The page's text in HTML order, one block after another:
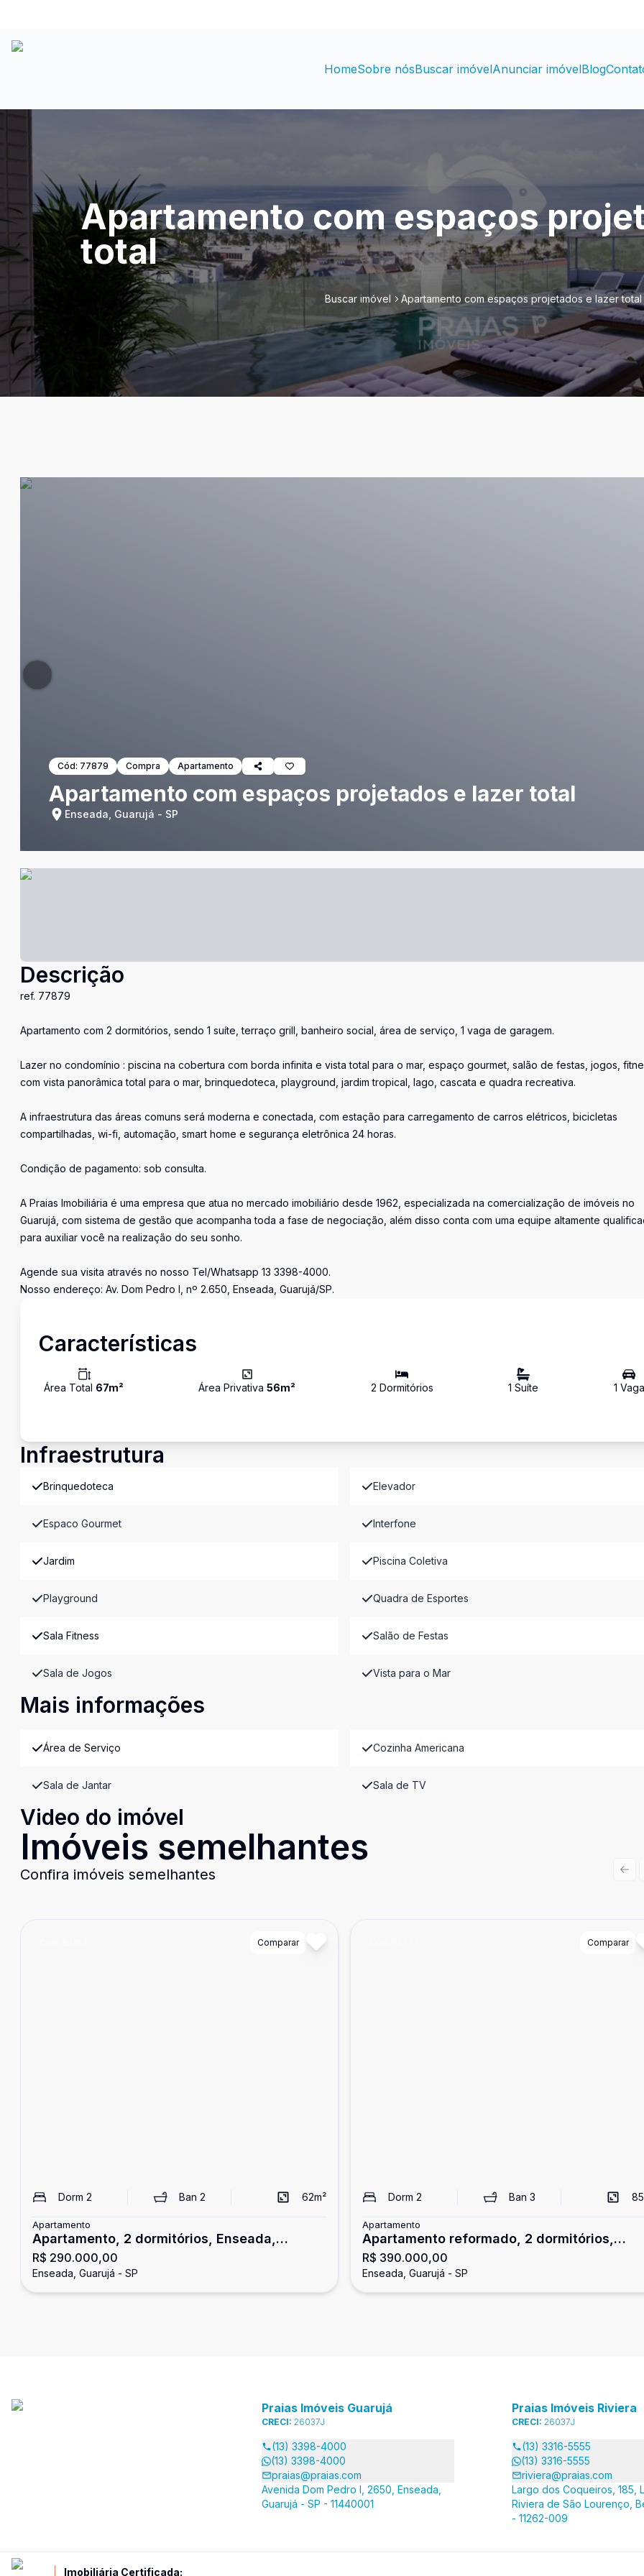
HomeSobre nósBuscar imóvelAnunciar imóvelBlog
Apartamento com espaços
total
Buscar imóvel Apartamento com espaços projetados e lazer total
Cód: 77879 Compra Apartamento
Apartamento com espaços projetados e lazer total
Enseada, Guarujá - SP
Descrição
ref. 77879
Apartamento com 2 dormitórios, sendo 1 suíte, terraço grill, banheiro social, área de serviço, 1 vaga de garagem.
Lazer no condomínio : piscina na cobertura com borda infinita e vista total para o mar, espaço gourmet, salão de festas, jogos,
com vista panorâmica total para o mar, brinquedoteca, playground, jardim tropical, lago, cascata e quadra recreativa.
A infraestrutura das áreas comuns será moderna e conectada, com estação para carregamento de carros elétricos, bicicletas
compartilhadas, wi-fi, automação, smart home e segurança eletrônica 24 horas.
Condição de pagamento: sob consulta.
A Praias Imobiliária é uma empresa que atua no mercado imobiliário desde 1962, especializada na comercialização de imóveis no
Guarujá, com sistema de gestão que acompanha toda a fase de negociação, além disso conta com uma equipe altamente
para auxiliar você na realização do seu sonho.
Agende sua visita através no nosso Tel/Whatsapp 13 3398-4000.
Nosso endereço: Av. Dom Pedro I, nº 2.650, Enseada, Guarujá/SP.
Características
Área Total 67m² Área Privativa56m² 2 Dormitórios 1 Suíte 1 Vaga
Infraestrutura
Brinquedoteca Elevador
Espaco Gourmet Interfone
Jardim Piscina Coletiva
Playground Quadra de Esportes
Sala Fitness Salão de Festas
Sala de Jogos Vista para o Mar
Mais informações
Área de Serviço Cozinha Americana
Sala de Jantar Sala de TV
Video do imóvel
Imóveis semelhantes
Confira imóveis semelhantes
Comparar
Dorm 2 Ban2 62m²
Apartamento
Apartamento, 2 dormitórios, Enseada,
Guarujá
R$ 290.000,00
Enseada, Guarujá - SP
Comparar
Dorm 2 Ban 3 85
Apartamento
Apartamento reformado, 2 dormitórios,
Enseada, Guarujá
R$ 390.000,00
Enseada, Guarujá - SP
Praias Imóveis Guarujá
CRECI: 26037J
(13) 3398-4000
(13) 3398-4000
praias@praias.com
Avenida Dom Pedro I, 2650, Enseada,
Guarujá - SP - 11440001
Praias Imóveis Riviera
CRECI: 26037J
(13) 3316-5555
(13) 3316-5555
riviera@praias.com
Largo dos Coqueiros, 185,
Riviera de São Lourenço,
- 11262-009
Imobiliária Certificada: